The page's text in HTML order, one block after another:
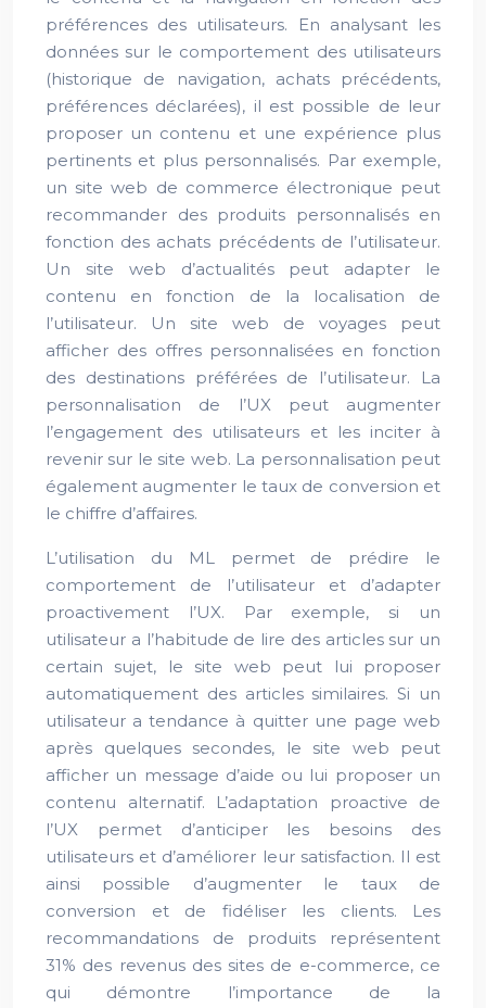
préférences des utilisateurs. En analysant les
données sur le comportement des utilisateurs
(historique de navigation, achats précédents,
préférences déclarées), il est possible de leur
proposer un contenu et une expérience plus
pertinents et plus personnalisés. Par exemple,
un site web de commerce électronique peut
recommander des produits personnalisés en
fonction des achats précédents de l’utilisateur.
Un site web d’actualités peut adapter le
contenu en fonction de la localisation de
l’utilisateur. Un site web de voyages peut
afficher des offres personnalisées en fonction
des destinations préférées de l’utilisateur. La
personnalisation de l’UX peut augmenter
l’engagement des utilisateurs et les inciter à
revenir sur le site web. La personnalisation peut
également augmenter le taux de conversion et
le chiffre d’affaires.
L’utilisation du ML permet de prédire le
comportement de l’utilisateur et d’adapter
proactivement l’UX. Par exemple, si un
utilisateur a l’habitude de lire des articles sur un
certain sujet, le site web peut lui proposer
automatiquement des articles similaires. Si un
utilisateur a tendance à quitter une page web
après quelques secondes, le site web peut
afficher un message d’aide ou lui proposer un
contenu alternatif. L’adaptation proactive de
l’UX permet d’anticiper les besoins des
utilisateurs et d’améliorer leur satisfaction. Il est
ainsi possible d’augmenter le taux de
conversion et de fidéliser les clients. Les
recommandations de produits représentent
31% des revenus des sites de e-commerce, ce
qui démontre l’importance de la